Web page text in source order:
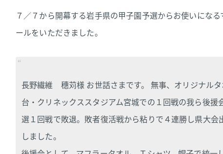
７／７から開幕する岩手県の甲子園予選からお使いにな
ールをいただきました。
長野繊維 穗苅様 お世話さまです。 無事、オリジナル
台・クリネックススタジアム宮城での１回戦の我ら後
選１回戦で敗退。敗者復活戦から粘りで４連勝し県大
しました。